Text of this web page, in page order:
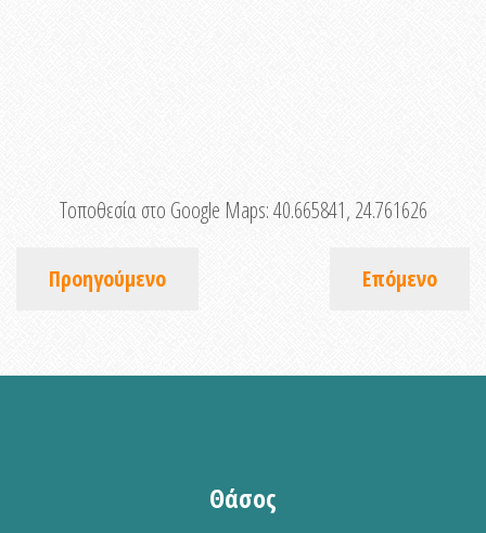
Τοποθεσία στο Google Maps:40.665841, 24.761626
Προηγούμενο Επόμενο
Θάσος